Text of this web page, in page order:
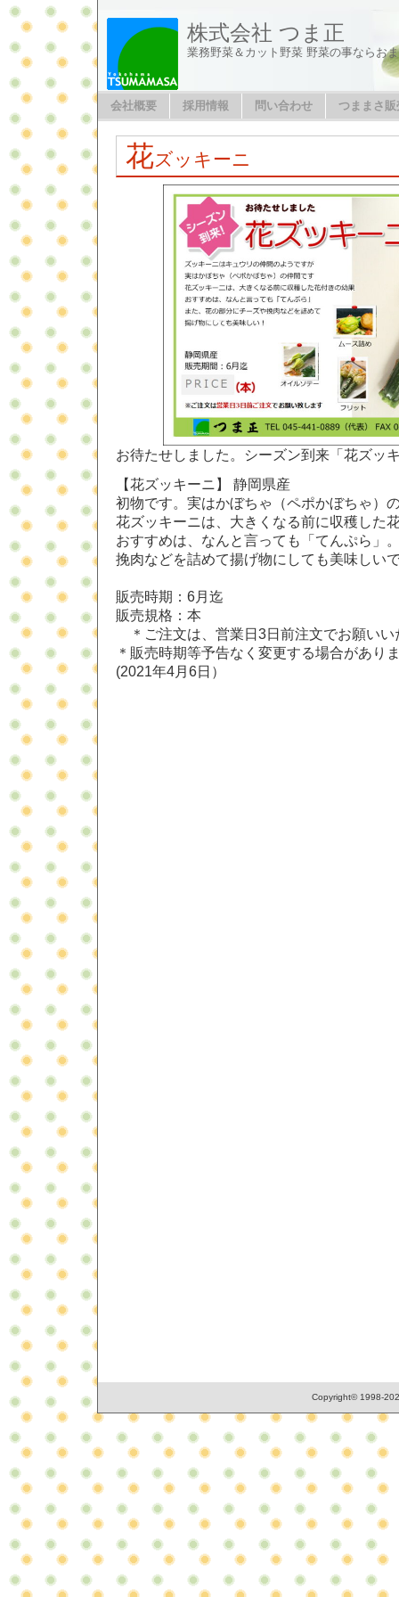
株式会社 つま正
業務野菜＆カット野菜 野菜の事ならお
会社概要 採用情報 問い合わせ つままさ
花ズッキーニ
お待たせしました。シーズン到来「花ズッ
【花ズッキーニ】 静岡県産
初物です。実はかぼちゃ（ペポかぼちゃ）
花ズッキーニは、大きくなる前に収穫した
おすすめは、なんと言っても「てんぷら」
挽肉などを詰めて揚げ物にしても美味しい
販売時期：6月迄
販売規格：本
＊ご注文は、営業日3日前注文でお願いい
＊販売時期等予告なく変更する場合があり
(2021年4月6日）
Copyright© 1998-